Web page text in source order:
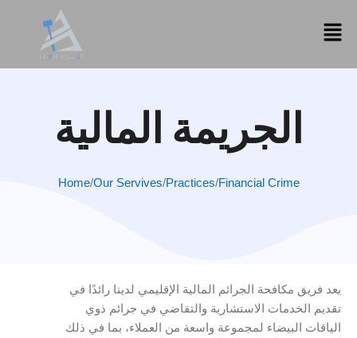
المحتوى
الجريمة المالية
Home/Our Servives/Practices/Financial Crime
يعد فريق مكافحة الجرائم المالية الإقليمي لدينا رائدًا في
تقديم الخدمات الاستشارية والتقاضي في جرائم ذوي
الياقات البيضاء لمجموعة واسعة من العملاء، بما في ذلك